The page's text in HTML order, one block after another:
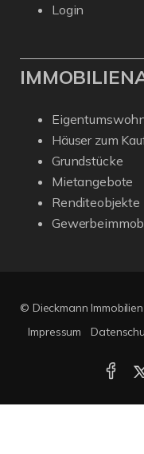
Login
Häuser zum
Grundstücke
Mietangebote
Renditeobjekte
© Dieckmann Immobilien
Impressum